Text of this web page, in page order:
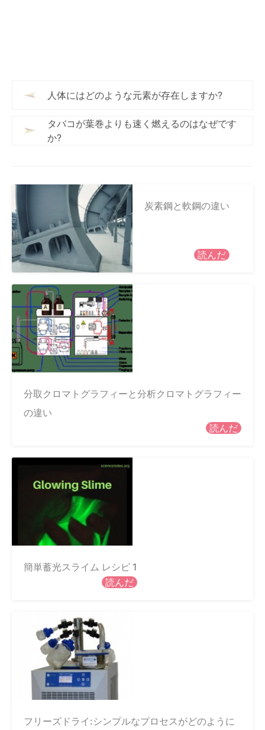
人体にはどのような元素が存在しますか?
タバコが葉巻よりも速く燃えるのはなぜです
か?
炭素鋼と軟鋼の違い
読んだ
分取クロマトグラフィーと分析クロマトグラフィー
の違い
読んだ
簡単蓄光スライム レシピ 1
読んだ
フリーズドライ:シンプルなプロセスがどのように